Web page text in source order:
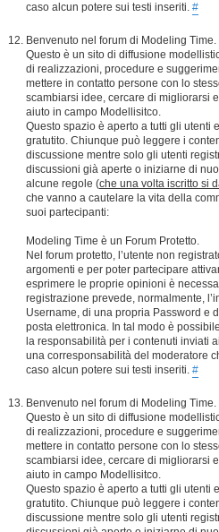
caso alcun potere sui testi inseriti. #
Benvenuto nel forum di Modeling Time.
Questo è un sito di diffusione
di realizzazioni, procedure e
mettere in contatto persone con lo
scambiarsi idee, cercare di migliorarsi
aiuto in campo Modellisitco.
Questo spazio è aperto a tutti gli utenti
gratutito. Chiunque può leggere i
discussione mentre solo gli utenti
discussioni già aperte o iniziarne di
alcune regole (che una volta iscritto si
che vanno a cautelare la vita della
suoi partecipanti:
Modeling Time è un Forum Protetto.
Nel forum protetto, l’utente non
argomenti e per poter partecipare
esprimere le proprie opinioni è
registrazione prevede, normalmente,
Username, di una propria Password e
posta elettronica. In tal modo è
la responsabilità per i contenuti inviati
una corresponsabilità del moderatore
caso alcun potere sui testi inseriti. #
Benvenuto nel forum di Modeling Time.
Questo è un sito di diffusione
di realizzazioni, procedure e
mettere in contatto persone con lo
scambiarsi idee, cercare di migliorarsi
aiuto in campo Modellisitco.
Questo spazio è aperto a tutti gli utenti
gratutito. Chiunque può leggere i
discussione mentre solo gli utenti